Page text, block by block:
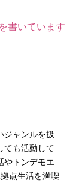
書いています
ジャンルを扱
ても活動して
やトンデモエ
点生活を満喫